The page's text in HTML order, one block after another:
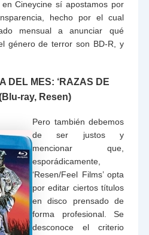
Cineycine sí apostamos por
hecho por el cual
mensual a anunciar qué
género de terror son BD-R, y
DEL MES: ‘RAZAS DE
(Blu-ray, Resen)
Pero también debemos
de ser justos y
mencionar que,
esporádicamente,
‘Resen/Feel Films’ opta
por editar ciertos títulos
en disco prensado de
forma profesional. Se
desconoce el criterio